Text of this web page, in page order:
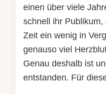
einen über viele
schnell ihr
Zeit ein wenig in
genauso viel
Genau deshalb ist
entstanden. Für